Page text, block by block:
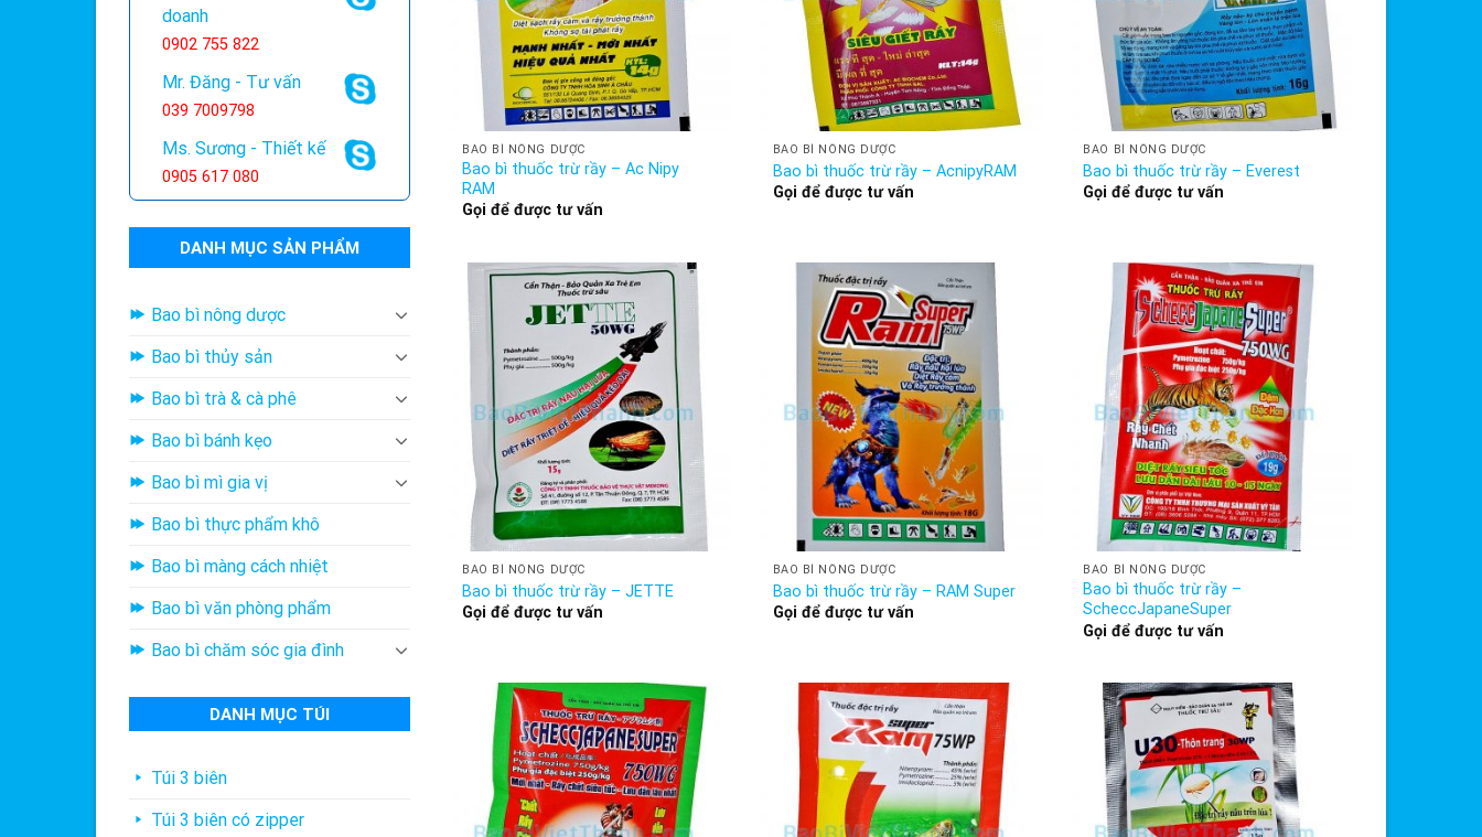
doanh
0902 755 822
Mr. Đăng - Tư vấn
039 7009798
Ms. Sương - Thiết kế
0905 617 080
DANH MỤC SẢN PHẨM
Bao bì nông dược
Bao bì thủy sản
Bao bì trà & cà phê
Bao bì bánh kẹo
Bao bì mì gia vị
Bao bì thực phẩm khô
Bao bì màng cách nhiệt
Bao bì văn phòng phẩm
Bao bì chăm sóc gia đình
DANH MỤC TÚI
Túi 3 biên
Túi 3 biên có zipper
BAO BÌ NÔNG DƯỢC
Bao bì thuốc trừ rầy – Ac Nipy
RAM
Gọi để được tư vấn
BAO BÌ NÔNG DƯỢC
Bao bì thuốc trừ rầy – AcnipyRAM
Gọi để được tư vấn
BAO BÌ NÔNG DƯỢC
Bao bì thuốc trừ rầy – Everest
Gọi để được tư vấn
BAO BÌ NÔNG DƯỢC
Bao bì thuốc trừ rầy – JETTE
Gọi để được tư vấn
BAO BÌ NÔNG DƯỢC
Bao bì thuốc trừ rầy – RAM Super
Gọi để được tư vấn
BAO BÌ NÔNG DƯỢC
Bao bì thuốc trừ rầy –
ScheccJapaneSuper
Gọi để được tư vấn